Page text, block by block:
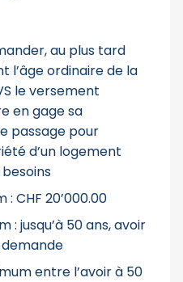
au plus tard
l’âge ordinaire de la
le versement
en gage sa
passage pour
d’un logement
CHF 20’000.00
: jusqu’à 50 ans, avoir
entre l’avoir à 50